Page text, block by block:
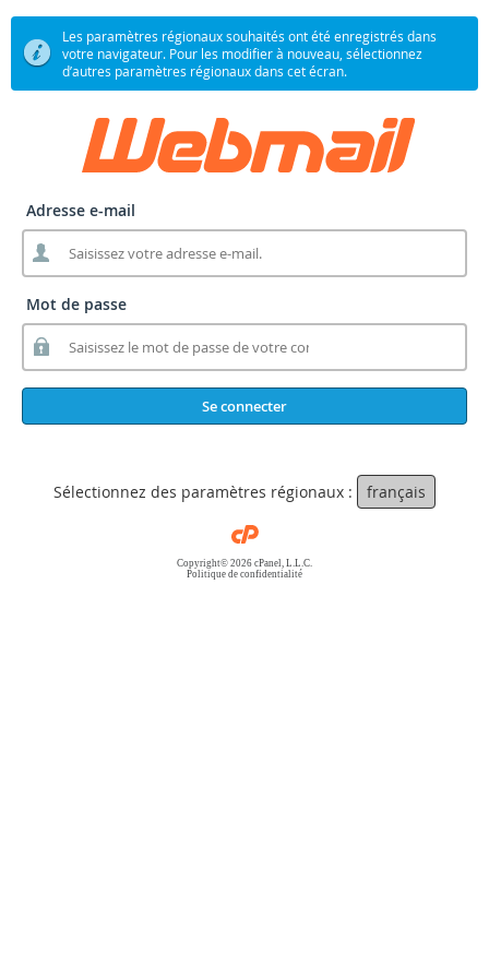
Les paramètres régionaux souhaités ont été enregistrés dans
votre navigateur. Pour les modifier à nouveau, sélectionnez
d’autres paramètres régionaux dans cet écran.
Adresse e-mail
Mot de passe
Se connecter
Sélectionnez des paramètres régionaux : français
Copyright© 2026 cPanel, L.L.C.
Politique de confidentialité